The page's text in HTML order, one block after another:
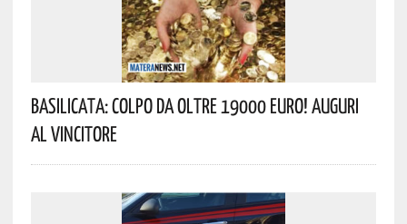
Basilicata: Colpo Da Oltre 19000 Euro! Auguri
Al Vincitore